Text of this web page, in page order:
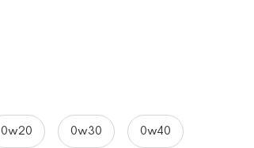
0w20 0w30 0w40